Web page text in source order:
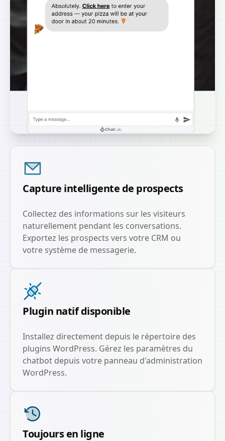
Capture intelligente de prospects
Collectez des informations sur les visiteurs
naturellement pendant les conversations.
Exportez les prospects vers votre CRM ou
votre système de messagerie.
Plugin natif disponible
Installez directement depuis le répertoire des
plugins WordPress. Gérez les paramètres du
chatbot depuis votre panneau d'administration
WordPress.
Toujours en ligne